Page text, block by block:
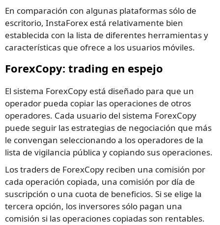
En comparación con algunas plataformas sólo de
escritorio, InstaForex está relativamente bien
establecida con la lista de diferentes herramientas y
características que ofrece a los usuarios móviles.
ForexCopy: trading en espejo
El sistema ForexCopy está diseñado para que un
operador pueda copiar las operaciones de otros
operadores. Cada usuario del sistema ForexCopy
puede seguir las estrategias de negociación que más
le convengan seleccionando a los operadores de la
lista de vigilancia pública y copiando sus operaciones.
Los traders de ForexCopy reciben una comisión por
cada operación copiada, una comisión por día de
suscripción o una cuota de beneficios. Si se elige la
tercera opción, los inversores sólo pagan una
comisión si las operaciones copiadas son rentables.